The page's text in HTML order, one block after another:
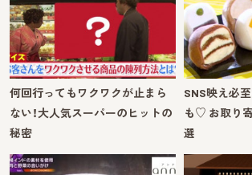
何回行ってもワクワクが止まら
ない！大人気スーパーのヒットの
秘密
SNS映え必至
も♡ お取り
選